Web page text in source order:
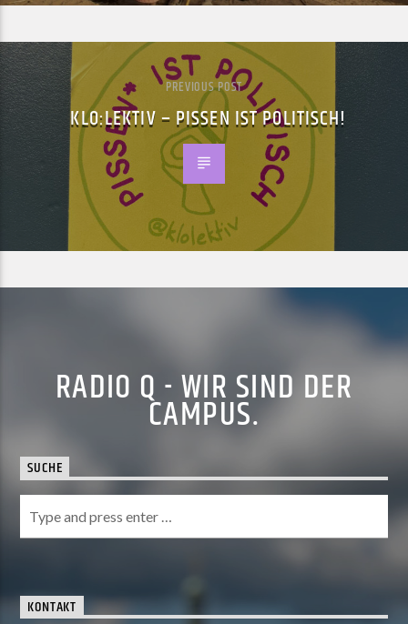
PREVIOUS POST
KLO:LEKTIV – PISSEN IST POLITISCH!
RADIO Q - WIR SIND DER
CAMPUS.
SUCHE
KONTAKT